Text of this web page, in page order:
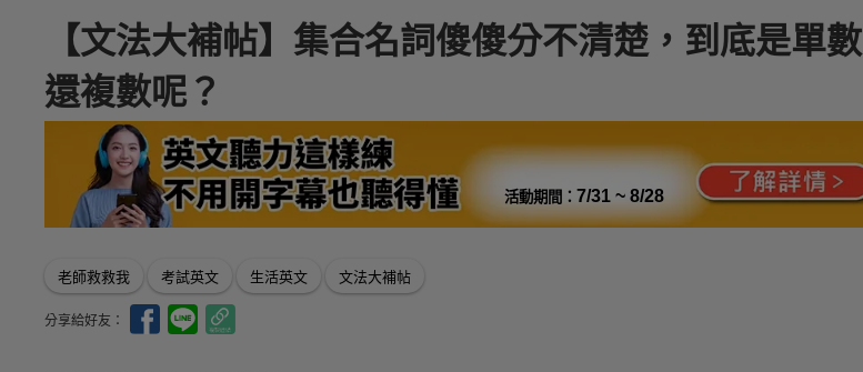
【文法大補帖】集合名詞傻傻分不清楚，到底是單數
還複數呢？
活動期間： 7/31 ~ 8/28
老師救救我 考試英文 生活英文 文法大補帖
分享給好友：